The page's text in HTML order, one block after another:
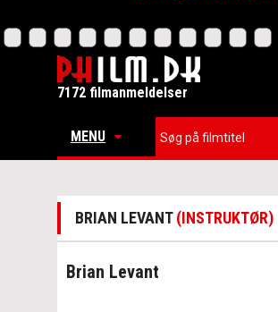
7172 filmanmeldelser
MENU
BRIAN LEVANT(INSTRUKTØR)
Brian Levant